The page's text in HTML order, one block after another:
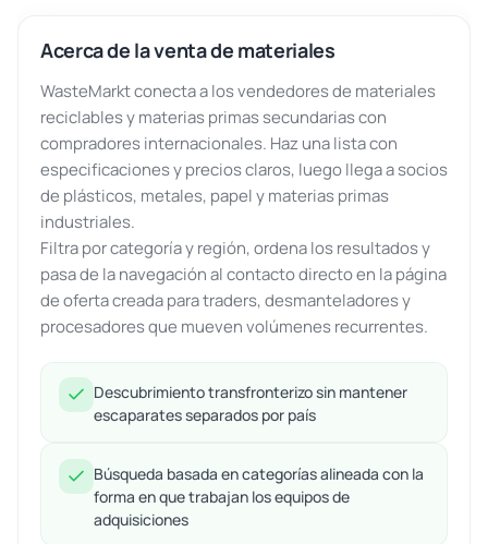
Acerca de la venta de materiales
WasteMarkt conecta a los vendedores de materiales
reciclables y materias primas secundarias con
compradores internacionales. Haz una lista con
especificaciones y precios claros, luego llega a socios
de plásticos, metales, papel y materias primas
industriales.
Filtra por categoría y región, ordena los resultados y
pasa de la navegación al contacto directo en la página
de oferta creada para traders, desmanteladores y
procesadores que mueven volúmenes recurrentes.
Descubrimiento transfronterizo sin mantener
escaparates separados por país
Búsqueda basada en categorías alineada con la
forma en que trabajan los equipos de
adquisiciones